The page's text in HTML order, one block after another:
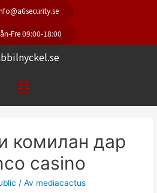
Fre 09:00-18:00
комилан дар
casino
/ Av mediacactus